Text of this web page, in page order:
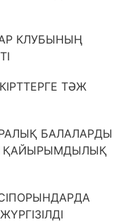
КЛУБЫНЫҢ
ТӘЖ
БАЛАЛАРДЫ
ҚАЙЫРЫМДЫЛЫҚ